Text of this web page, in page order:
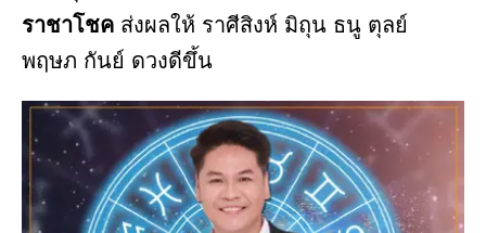
ราชาโชค ส่งผลให้ ราศีสิงห์ มิถุน ธนู ตุลย์
พฤษภ กันย์ ดวงดีขึ้น